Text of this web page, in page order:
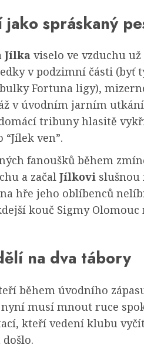
jako spráskaný
Jílka viselo ve vzduchu
v podzimní části (byť
Fortuna ligy),
v úvodním jarním
tribuny hlasitě
“Jílek ven”.
fanoušků během
a začal Jílkovi slušnou
hře jeho oblíbenců
kouč Sigmy Olomouc
na dva tábory
během úvodního
musí mnout ruce
kteří vedení klubu
došlo.